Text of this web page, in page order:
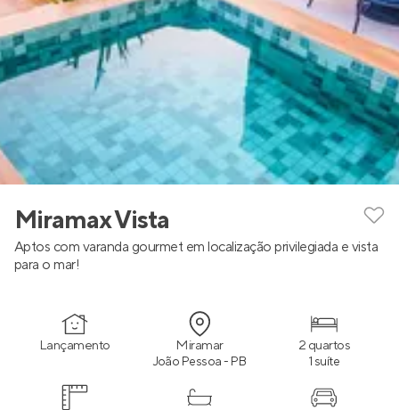
Miramax Vista
Aptos com varanda gourmet em localização privilegiada e vista
para o mar!
Lançamento Miramar
João Pessoa - PB
2 quartos
1 suíte